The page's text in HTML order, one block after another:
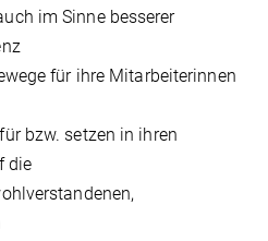
im Sinne besserer
für ihre Mitarbeiterinnen
bzw. setzen in ihren
die